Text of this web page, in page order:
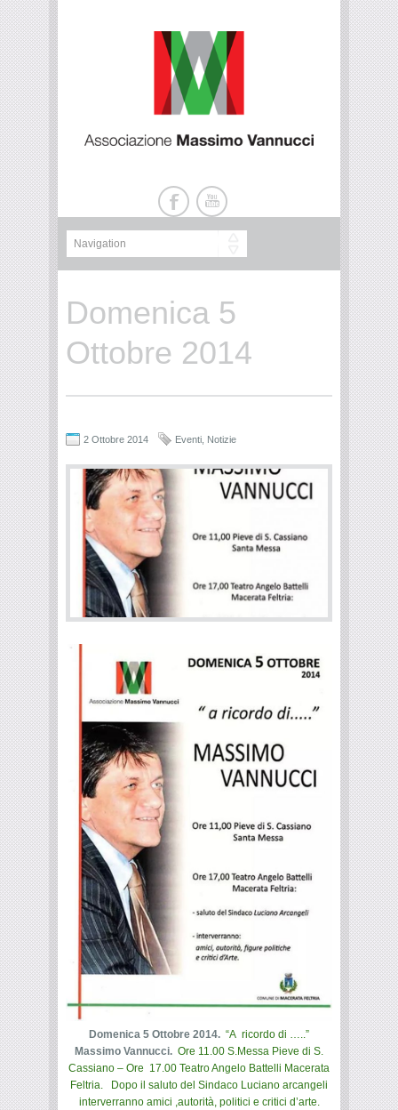
Domenica 5
Ottobre 2014
2 Ottobre 2014 Eventi Notizie
Domenica 5 Ottobre 2014. “A ricordo di …..”
Massimo Vannucci. Ore 11.00 S.Messa Pieve di S.
Cassiano – Ore 17.00 Teatro Angelo Battelli Macerata
Feltria. Dopo il saluto del Sindaco Luciano arcangeli
interverranno amici ,autorità, politici e critici d’arte.